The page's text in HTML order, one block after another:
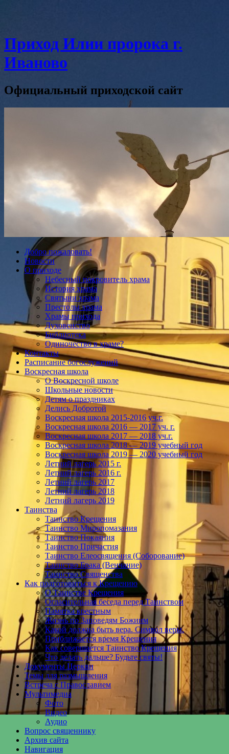
Приход Илии пророка г.
Иваново
Официальный приходской сайт
Добро пожаловать!
Новости
О приходе
Небесный покровитель храма
История храма
Святыни храма
Престолы храма
Храмы прихода
Духовенство
Библиотека
Одиночество в храме?
Контакты
Расписание богослужений
Воскресная школа
О Воскресной школе
Школьные новости
Детям о праздниках
Делись Добротой
Воскресная школа 2015-2016 уч.г.
Воскресная школа 2016 — 2017 уч. г.
Воскресная школа 2017 — 2018 уч.г.
Воскресная школа 2018 — 2019 учебный год
Воскресная школа 2019 — 2020 учебный год
Летний лагерь 2015 г.
Летний лагерь 2016 г.
Летний лагерь 2017
Летний лагерь 2018
Летний лагерь 2019
Таинства
Таинство Крещения
Таинство Миропомазания
Таинство Покаяния
Таинство Причастия
Таинство Елеосвящения (Соборование)
Таинство Брака (Венчание)
Таинство Священства
Как подготовиться к Крещению
О Таинстве Крещения
Огласительная беседа перед Таинством
Памятка крестным
Жизнь по Заповедям Божиим
Какой должна быть вера. Символ веры.
Приближается время Крещения
Как совершается Таинство Крещения
Что делать дальше? Будьте святы!
Документы Церкви
Темы для размышления
Встреча с Православием
Мультимедиа
Фото
Видео
Аудио
Вопрос священнику
Архив сайта
Навигация